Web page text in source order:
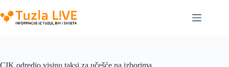
to
content
CIK odredio visinu taksi za učešće na izborima